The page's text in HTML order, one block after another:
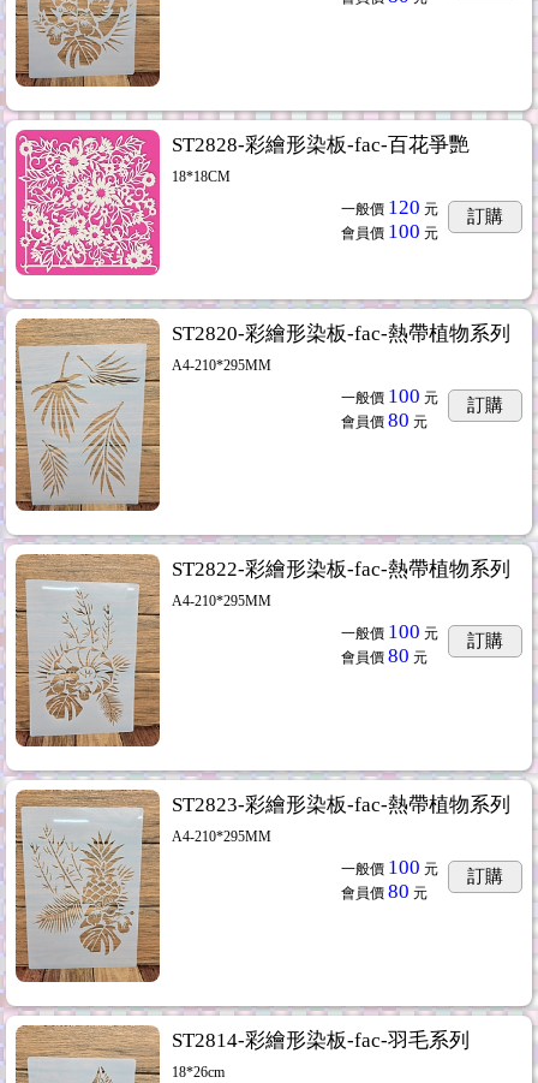
ST2828-彩繪形染板-fac-百花爭艷
18*18CM
一般價 120 元
會員價 100 元
訂購
ST2820-彩繪形染板-fac-熱帶植物系列
A4-210*295MM
一般價 100 元
會員價 80 元
訂購
ST2822-彩繪形染板-fac-熱帶植物系列
A4-210*295MM
一般價 100 元
會員價 80 元
訂購
ST2823-彩繪形染板-fac-熱帶植物系列
A4-210*295MM
一般價 100 元
會員價 80 元
訂購
ST2814-彩繪形染板-fac-羽毛系列
18*26cm